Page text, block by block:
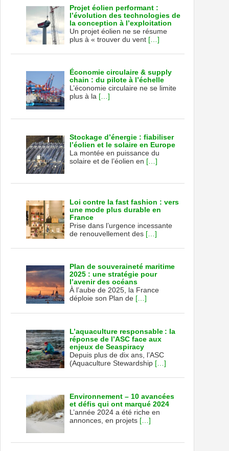
Projet éolien performant :
l’évolution des technologies de
la conception à l’exploitation
Un projet éolien ne se résume
plus à « trouver du vent […]
Économie circulaire & supply
chain : du pilote à l’échelle
L’économie circulaire ne se limite
plus à la […]
Stockage d’énergie : fiabiliser
l’éolien et le solaire en Europe
La montée en puissance du
solaire et de l’éolien en […]
Loi contre la fast fashion : vers
une mode plus durable en
France
Prise dans l’urgence incessante
de renouvellement des […]
Plan de souveraineté maritime
2025 : une stratégie pour
l’avenir des océans
À l’aube de 2025, la France
déploie son Plan de […]
L’aquaculture responsable : la
réponse de l’ASC face aux
enjeux de Seaspiracy
Depuis plus de dix ans, l’ASC
(Aquaculture Stewardship […]
Environnement – 10 avancées
et défis qui ont marqué 2024
L’année 2024 a été riche en
annonces, en projets […]